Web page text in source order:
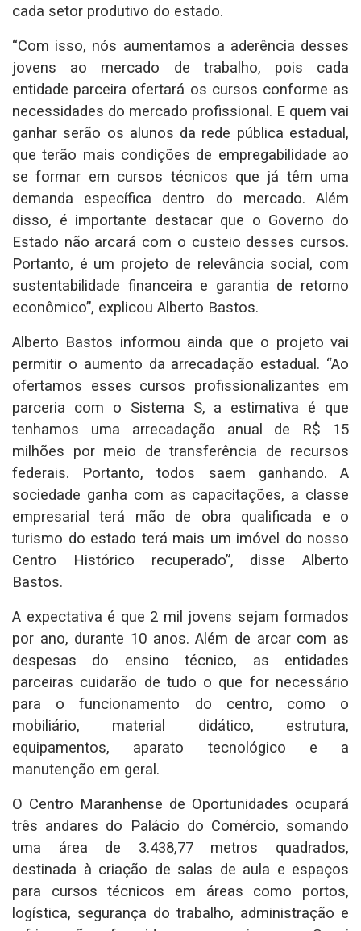
cada setor produtivo do estado.
“Com isso, nós aumentamos a aderência desses
jovens ao mercado de trabalho, pois cada
entidade parceira ofertará os cursos conforme as
necessidades do mercado profissional. E quem vai
ganhar serão os alunos da rede pública estadual,
que terão mais condições de empregabilidade ao
se formar em cursos técnicos que já têm uma
demanda específica dentro do mercado. Além
disso, é importante destacar que o Governo do
Estado não arcará com o custeio desses cursos.
Portanto, é um projeto de relevância social, com
sustentabilidade financeira e garantia de retorno
econômico”, explicou Alberto Bastos.
Alberto Bastos informou ainda que o projeto vai
permitir o aumento da arrecadação estadual. “Ao
ofertamos esses cursos profissionalizantes em
parceria com o Sistema S, a estimativa é que
tenhamos uma arrecadação anual de R$ 15
milhões por meio de transferência de recursos
federais. Portanto, todos saem ganhando. A
sociedade ganha com as capacitações, a classe
empresarial terá mão de obra qualificada e o
turismo do estado terá mais um imóvel do nosso
Centro Histórico recuperado”, disse Alberto
Bastos.
A expectativa é que 2 mil jovens sejam formados
por ano, durante 10 anos. Além de arcar com as
despesas do ensino técnico, as entidades
parceiras cuidarão de tudo o que for necessário
para o funcionamento do centro, como o
mobiliário, material didático, estrutura,
equipamentos, aparato tecnológico e a
manutenção em geral.
O Centro Maranhense de Oportunidades ocupará
três andares do Palácio do Comércio, somando
uma área de 3.438,77 metros quadrados,
destinada à criação de salas de aula e espaços
para cursos técnicos em áreas como portos,
logística, segurança do trabalho, administração e